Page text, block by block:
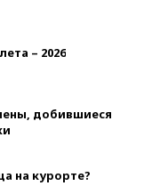
– 2026
добившиеся
на курорте?